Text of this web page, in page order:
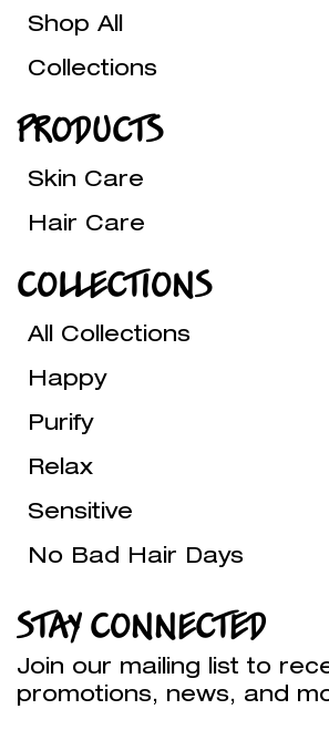
Shop All
Collections
PRODUCTS
Skin Care
Hair Care
COLLECTIONS
All Collections
Happy
Purify
Relax
Sensitive
No Bad Hair Days
STAY CONNECTED
Join our mailing list to
promotions, news, and